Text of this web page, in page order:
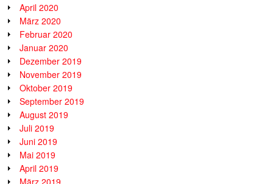
April 2020
März 2020
Februar 2020
Januar 2020
Dezember 2019
November 2019
Oktober 2019
September 2019
August 2019
Juli 2019
Juni 2019
Mai 2019
April 2019
März 2019